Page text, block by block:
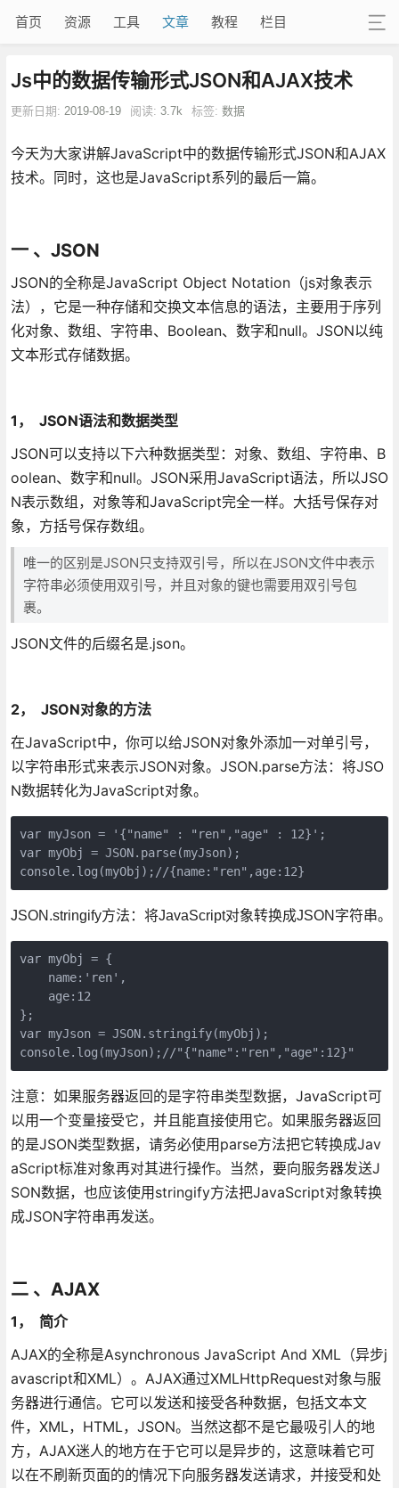
首页 资源 工具 文章 教程 栏目
Js中的数据传输形式JSON和AJAX技术
更新日期: 2019-08-19 阅读: 3.7k 标签: 数据
今天为大家讲解JavaScript中的数据传输形式JSON和AJAX
技术。同时，这也是JavaScript系列的最后一篇。
一 、JSON
JSON的全称是JavaScript Object Notation（js对象表示
法），它是一种存储和交换文本信息的语法，主要用于序列
化对象、数组、字符串、Boolean、数字和null。JSON以纯
文本形式存储数据。
1， JSON语法和数据类型
JSON可以支持以下六种数据类型：对象、数组、字符串、B
oolean、数字和null。JSON采用JavaScript语法，所以JSO
N表示数组，对象等和JavaScript完全一样。大括号保存对
象，方括号保存数组。
唯一的区别是JSON只支持双引号，所以在JSON文件中表示
字符串必须使用双引号，并且对象的键也需要用双引号包
裹。
JSON文件的后缀名是.json。
2， JSON对象的方法
在JavaScript中，你可以给JSON对象外添加一对单引号，
以字符串形式来表示JSON对象。JSON.parse方法：将JSO
N数据转化为JavaScript对象。
var myJson = '{"name" : "ren","age" : 12}';
var myObj = JSON.parse(myJson);
console.log(myObj);//{name:"ren",age:12}
JSON.stringify方法：将JavaScript对象转换成JSON字符串。
var myObj = {
    name:'ren',
    age:12
};
var myJson = JSON.stringify(myObj);
console.log(myJson);//"{"name":"ren","age":12}"
注意：如果服务器返回的是字符串类型数据，JavaScript可
以用一个变量接受它，并且能直接使用它。如果服务器返回
的是JSON类型数据，请务必使用parse方法把它转换成Jav
aScript标准对象再对其进行操作。当然，要向服务器发送J
SON数据，也应该使用stringify方法把JavaScript对象转换
成JSON字符串再发送。
二 、AJAX
1， 简介
AJAX的全称是Asynchronous JavaScript And XML（异步j
avascript和XML）。AJAX通过XMLHttpRequest对象与服
务器进行通信。它可以发送和接受各种数据，包括文本文
件，XML，HTML，JSON。当然这都不是它最吸引人的地
方，AJAX迷人的地方在于它可以是异步的，这意味着它可
以在不刷新页面的的情况下向服务器发送请求，并接受和处